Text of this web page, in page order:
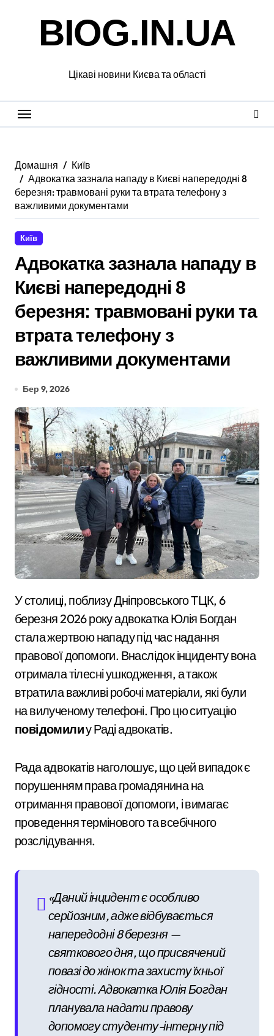
BIOG.IN.UA
Цікаві новини Києва та області
Домашня
Київ
Адвокатка зазнала нападу в Києві напередодні 8
березня: травмовані руки та втрата телефону з
важливими документами
Київ
Адвокатка зазнала нападу в
Києві напередодні 8
березня: травмовані руки та
втрата телефону з
важливими документами
Бер 9, 2026
У столиці, поблизу Дніпровського ТЦК, 6
березня 2026 року адвокатка Юлія Богдан
стала жертвою нападу під час надання
правової допомоги. Внаслідок інциденту вона
отримала тілесні ушкодження, а також
втратила важливі робочі матеріали, які були
на вилученому телефоні. Про цю ситуацію
повідомилиу Раді адвокатів.
Рада адвокатів наголошує, що цей випадок є
порушенням права громадянина на
отримання правової допомоги, і вимагає
проведення термінового та всебічного
розслідування.
«Даний інцидент є особливо
серйозним, адже відбувається
напередодні 8 березня —
святкового дня, що присвячений
повазі до жінок та захисту їхньої
гідності. Адвокатка Юлія Богдан
планувала надати правову
допомогу студенту-інтерну під